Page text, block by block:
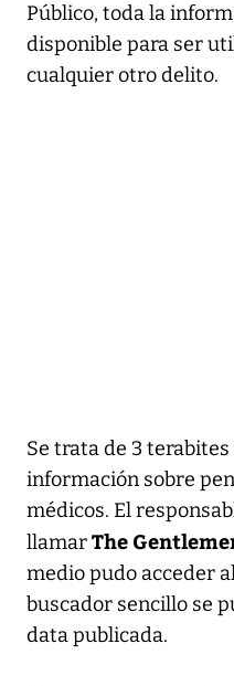
Público, toda la
disponible para ser
cualquier otro delito.
Se trata de 3
información sobre
médicos. El
llamarThe
medio pudo acceder
buscador sencillo se
data publicada.